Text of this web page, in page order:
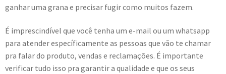
ganhar uma grana e precisar fugir como muitos fazem.
É imprescindível que você tenha um e-mail ou um whatsapp
para atender específicamente as pessoas que vão te chamar
pra falar do produto, vendas e reclamações. É importante
verificar tudo isso pra garantir a qualidade e que os seus